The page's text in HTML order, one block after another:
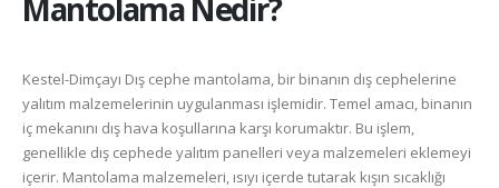
Mantolama Nedir?
Kestel-Dimçayı Dış cephe mantolama, bir binanın dış cephelerine
yalıtım malzemelerinin uygulanması işlemidir. Temel amacı, binanın
iç mekanını dış hava koşullarına karşı korumaktır. Bu işlem,
genellikle dış cephede yalıtım panelleri veya malzemeleri eklemeyi
içerir. Mantolama malzemeleri, ısıyı içerde tutarak kışın sıcaklığı